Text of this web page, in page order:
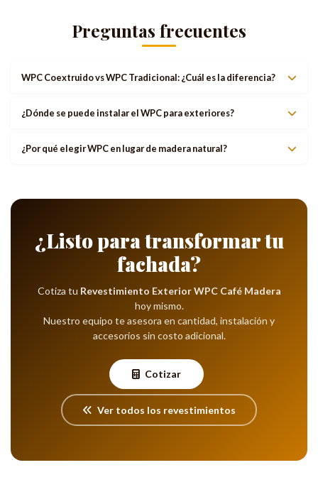
Preguntas frecuentes
WPC Coextruido vs WPC Tradicional: ¿Cuál es la diferencia?
¿Dónde se puede instalar el WPC para exteriores?
¿Por qué elegir WPC en lugar de madera natural?
¿Listo para transformar tu
fachada?
Cotiza tu Revestimiento Exterior WPC Café Madera
hoy mismo.
Nuestro equipo te asesora en cantidad, instalación y
accesorios sin costo adicional.
Cotizar
Ver todos los revestimientos